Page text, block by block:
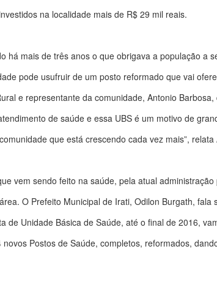
na localidade mais de R$ 29 mil reais.
mais de três anos o que obrigava a população a
pode usufruir de um posto reformado que vai
e representante da comunidade, Antonio
de saúde e essa UBS é um motivo de
que está crescendo cada vez mais”, relata
vem sendo feito na saúde, pela atual
O Prefeito Municipal de Irati, Odilon Burgath, fala
de Unidade Básica de Saúde, até o final de 2016,
Postos de Saúde, completos, reformados,